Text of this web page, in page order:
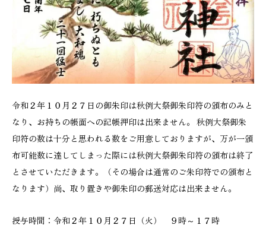
令和２年１０月２７日の御朱印は秋例大祭御朱印符の頒布のみと
なり、お持ちの帳面への記帳押印は出来ません。 秋例大祭御朱
印符の数は十分と思われる数をご用意しておりますが、万が一頒
布可能数に達してしまった際には秋例大祭御朱印符の頒布は終了
とさせていただきます。（その場合は通常のご朱印符での頒布と
なります）尚、取り置きや御朱印の郵送対応は出来ません。
授与時間：令和２年１０月２７日（火） ９時～１７時